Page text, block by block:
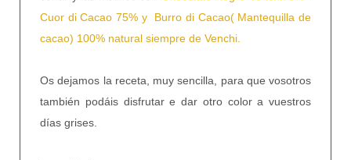
Cuor di Cacao 75% y Burro di Cacao( Mantequilla de
cacao) 100% natural siempre de Venchi.
Os dejamos la receta, muy sencilla, para que vosotros
también podáis disfrutar e dar otro color a vuestros
días grises.